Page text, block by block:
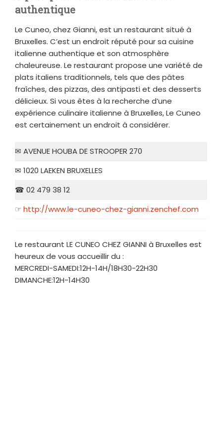
authentique
Le Cuneo, chez Gianni, est un restaurant situé à
Bruxelles. C’est un endroit réputé pour sa cuisine
italienne authentique et son atmosphère
chaleureuse. Le restaurant propose une variété de
plats italiens traditionnels, tels que des pâtes
fraîches, des pizzas, des antipasti et des desserts
délicieux. Si vous êtes à la recherche d’une
expérience culinaire italienne à Bruxelles, Le Cuneo
est certainement un endroit à considérer.
✉ AVENUE HOUBA DE STROOPER 270
✉ 1020 LAEKEN BRUXELLES
☎ 02 479 38 12
☞ http://www.le-cuneo-chez-gianni.zenchef.com
Le restaurant LE CUNEO CHEZ GIANNI à Bruxelles est
heureux de vous accueillir du :
MERCREDI-SAMEDI:12H-14H/18H30-22H30
DIMANCHE:12H-14H30